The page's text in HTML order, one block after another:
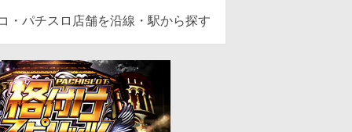
・パチスロ店舗を沿線・駅から探す